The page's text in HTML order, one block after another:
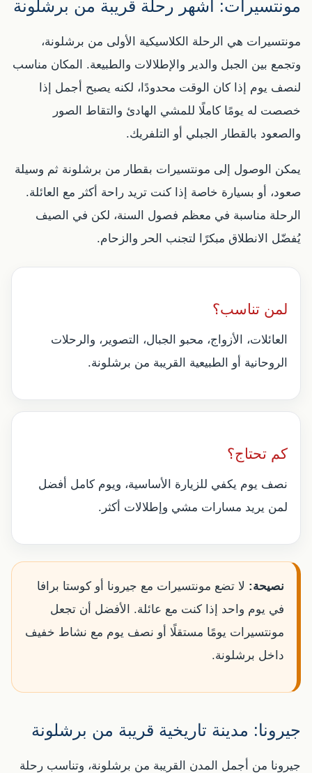
مونتسيرات: أشهر رحلة قريبة من برشلونة
مونتسيرات هي الرحلة الكلاسيكية الأولى من برشلونة،
وتجمع بين الجبل والدير والإطلالات والطبيعة. المكان مناسب
لنصف يوم إذا كان الوقت محدودًا، لكنه يصبح أجمل إذا
خصصت له يومًا كاملًا للمشي الهادئ والتقاط الصور
والصعود بالقطار الجبلي أو التلفريك.
يمكن الوصول إلى مونتسيرات بقطار من برشلونة ثم وسيلة
صعود، أو بسيارة خاصة إذا كنت تريد راحة أكثر مع العائلة.
الرحلة مناسبة في معظم فصول السنة، لكن في الصيف
يُفضّل الانطلاق مبكرًا لتجنب الحر والزحام.
لمن تناسب؟
العائلات، الأزواج، محبو الجبال، التصوير، والرحلات
الروحانية أو الطبيعية القريبة من برشلونة.
كم تحتاج؟
نصف يوم يكفي للزيارة الأساسية، ويوم كامل أفضل
لمن يريد مسارات مشي وإطلالات أكثر.
نصيحة: لا تضع مونتسيرات مع جيرونا أو كوستا برافا
في يوم واحد إذا كنت مع عائلة. الأفضل أن تجعل
مونتسيرات يومًا مستقلًا أو نصف يوم مع نشاط خفيف
داخل برشلونة.
جيرونا: مدينة تاريخية قريبة من برشلونة
جيرونا من أجمل المدن القريبة من برشلونة، وتناسب رحلة